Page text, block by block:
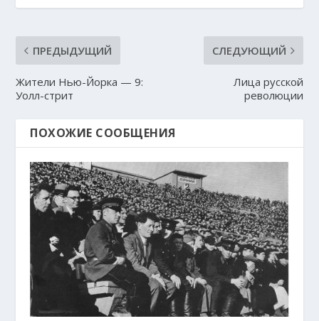
ПРЕДЫДУЩИЙ
Жители Нью-Йорка — 9:
Уолл-стрит
СЛЕДУЮЩИЙ
Лица русской
революции
ПОХОЖИЕ СООБЩЕНИЯ